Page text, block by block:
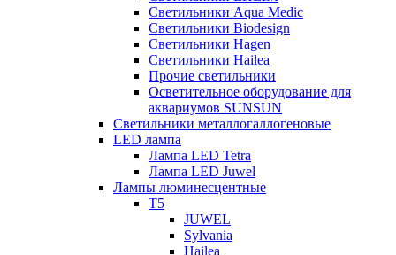
Светильники Aqua Medic
Светильники Biodesign
Светильники Hagen
Светильники Hailea
Прочие светильники
Осветительное оборудование для
аквариумов SUNSUN
Светильники металлогаллогеновые
LED лампа
Лампа LED Tetra
Лампа LED Juwel
Лампы люминесцентные
T5
JUWEL
Sylvania
Hailea